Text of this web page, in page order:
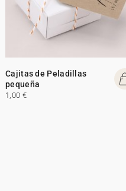
Cajitas de Peladillas
pequeña
1,00 €